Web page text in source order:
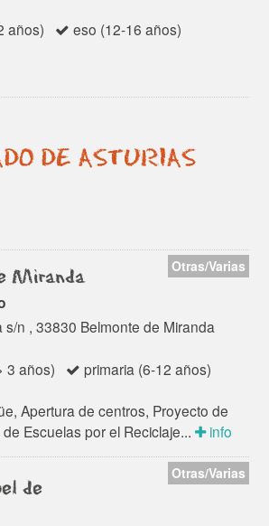
años) eso (12-16 años)
DE ASTURIAS
Miranda Otras/Varias
s/n , 33830 Belmonte de Miranda
3 años) primaria (6-12 años)
Apertura de centros, Proyecto de
Escuelas por el Reciclaje...
info
de
Otras/Varias